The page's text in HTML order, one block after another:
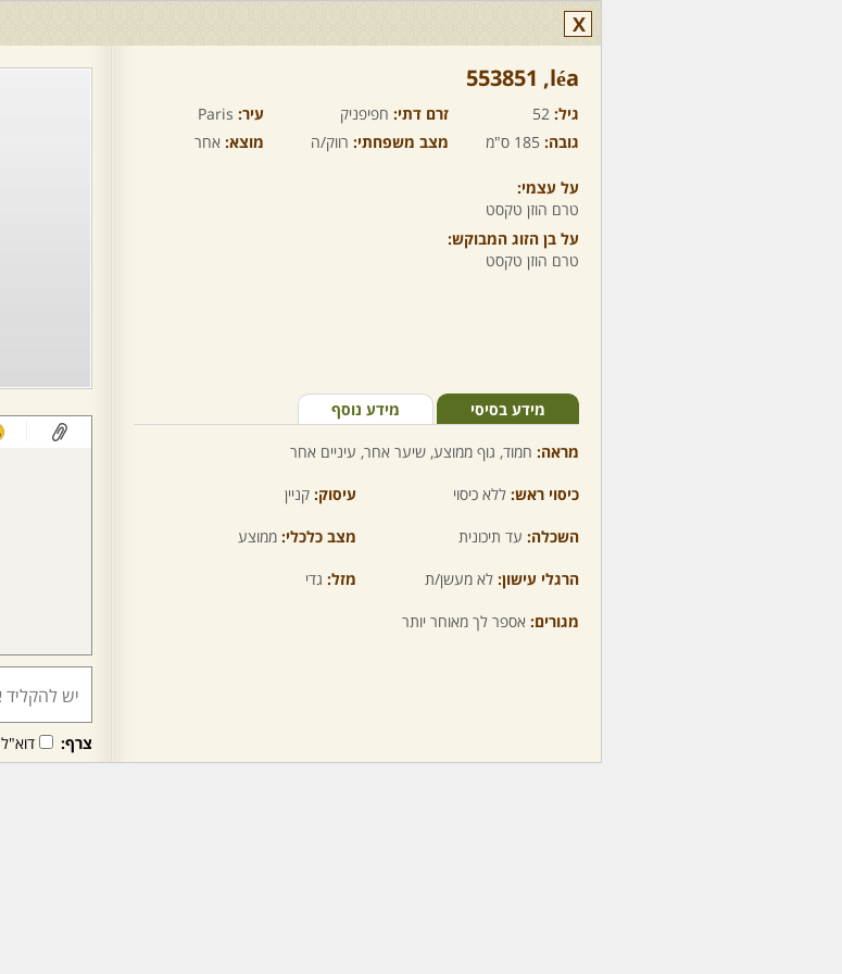
X
léa,‏ 553851
גיל: 52 זרם דתי: חפיפניק עיר: Paris
גובה: 185 ס"מ מצב משפחתי: רווק/ה מוצא: אחר
על עצמי:
טרם הוזן טקסט
על בן הזוג המבוקש:
טרם הוזן טקסט
מידע בסיסי מידע נוסף
מראה: חמוד, גוף ממוצע, שיער אחר, עיניים אחר
כיסוי ראש: ללא כיסוי עיסוק: קניין
השכלה: עד תיכונית מצב כלכלי: ממוצע
הרגלי עישון: לא מעשן/ת מזל: גדי
מגורים: אספר לך מאוחר יותר
צרף: דוא"ל